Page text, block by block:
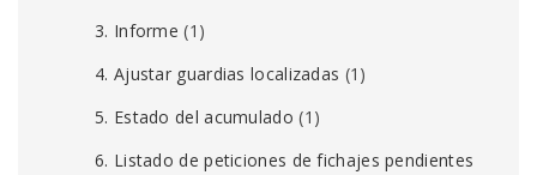
3. Informe (1)
4. Ajustar guardias localizadas (1)
5. Estado del acumulado (1)
6. Listado de peticiones de fichajes pendientes